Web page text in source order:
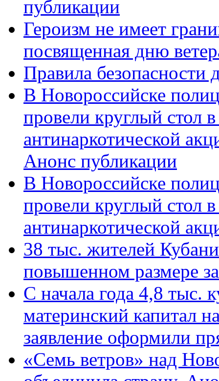
публикации
Героизм не имеет
посвященная дню
Правила безопасности
В Новороссийске
провели круглый стол
антинаркотической
Анонс публикации
В Новороссийске
провели круглый стол
антинаркотической
38 тыс. жителей
повышенном размере
С начала года 4,8 тыс.
материнский капитал
заявление оформили
«Семь ветров» над